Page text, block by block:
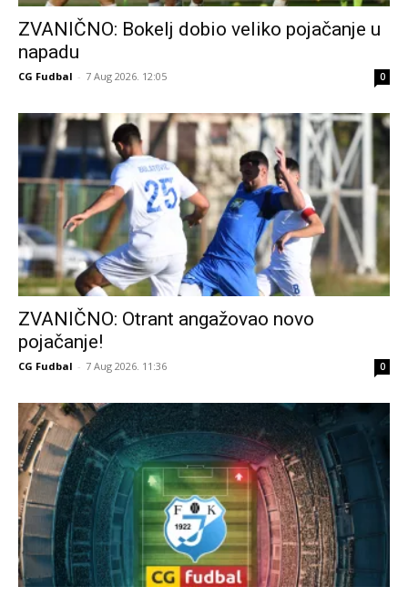
ZVANIČNO: Bokelj dobio veliko pojačanje u
napadu
CG Fudbal - 7 Aug 2026. 12:05 0
ZVANIČNO: Otrant angažovao novo
pojačanje!
CG Fudbal - 7 Aug 2026. 11:36 0